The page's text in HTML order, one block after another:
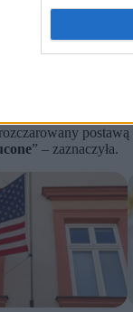
w konflikt z
reakcję
na arenie
Agencji
” – zaznaczyła.